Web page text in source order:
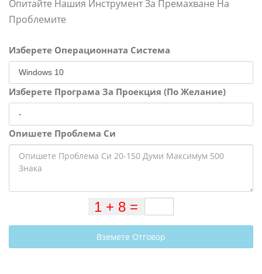
Опитайте Нашия Инструмент За Премахване На
Проблемите
Изберете Операционната Система
Изберете Програма За Проекция (По Желание)
Опишете Проблема Си
Вземете Отговор